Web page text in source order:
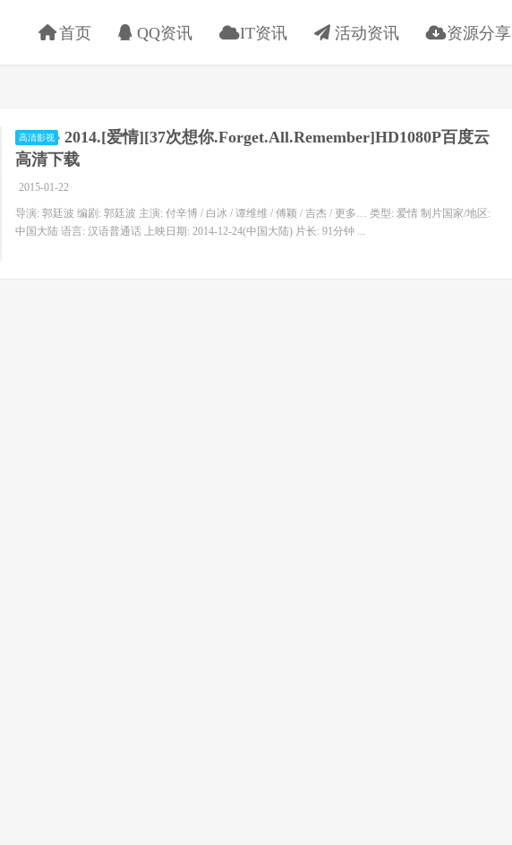
首页 QQ资讯 IT资讯 活动资讯 资源分享
高清影视
2014.[爱情][37次想你.Forget.All.Remember]HD1080P百度云
高清下载
2015-01-22
导演: 郭廷波 编剧: 郭廷波 主演: 付辛博 / 白冰 / 谭维维 / 傅颖 / 吉杰 / 更多… 类型: 爱情 制片国家/地区:
中国大陆 语言: 汉语普通话 上映日期: 2014-12-24(中国大陆) 片长: 91分钟 ...